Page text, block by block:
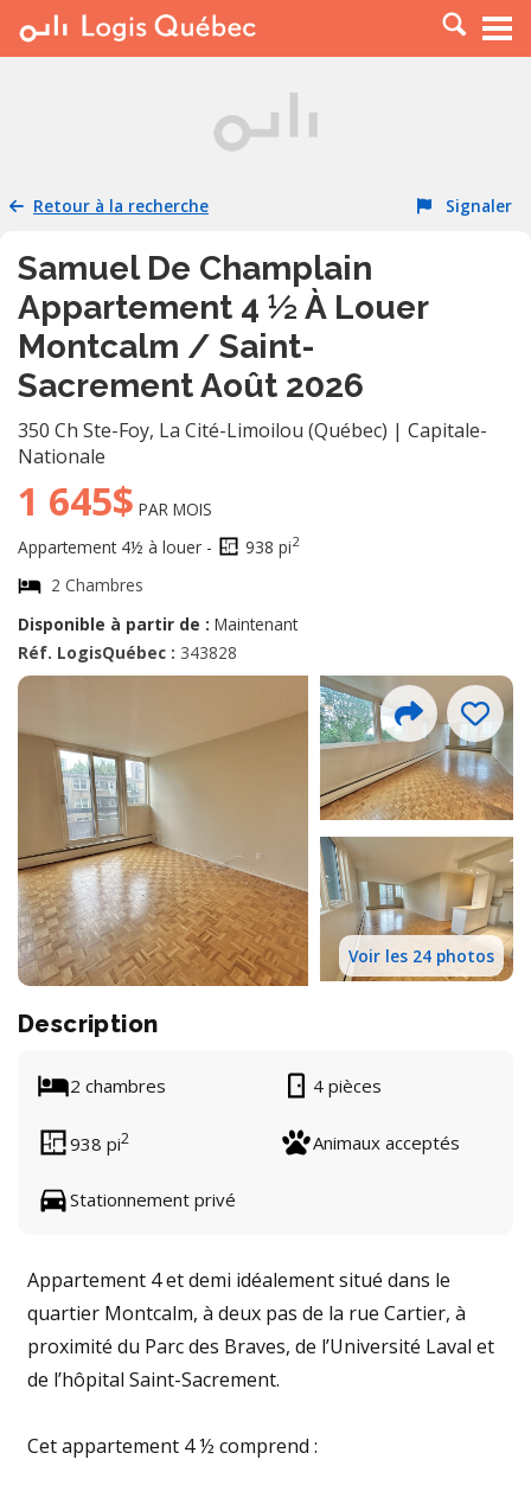
À LOUER
PLACER UNE ANNONCE
RESSOURCES
Retour à la recherche Signaler
Samuel De Champlain
Appartement 4 ½ À Louer
Montcalm / Saint-
Sacrement Août 2026
350 Ch Ste-Foy, La Cité-Limoilou (Québec) | Capitale-
Nationale
1 645$ PAR MOIS
Appartement 4½ à louer -
938 pi2
2 Chambres
Disponible à partir de : Maintenant
Réf. LogisQuébec : 343828
Voir les 24 photos
Description
2 chambres 4 pièces
938 pi2 Animaux acceptés
Stationnement privé
Appartement 4 et demi idéalement situé dans le
quartier Montcalm, à deux pas de la rue Cartier, à
proximité du Parc des Braves, de l’Université Laval et
de l’hôpital Saint-Sacrement.
Cet appartement 4 ½ comprend :